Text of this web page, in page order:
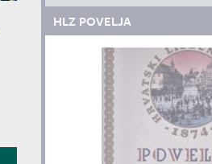
HLZ POVELJA